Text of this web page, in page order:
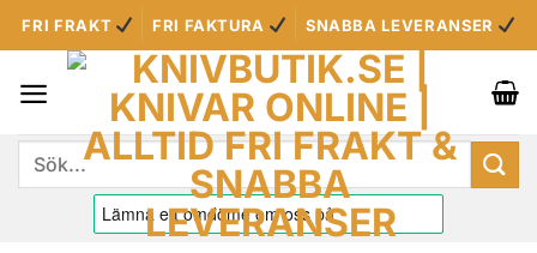
Skip
to
content
FRI FRAKT FRI FAKTURA SNABBA LEVERANSER
Sök